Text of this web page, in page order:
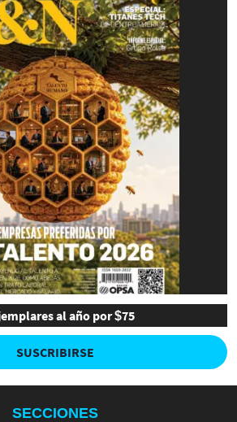
al año por $75
SUSCRIBIRSE
SECCIONES